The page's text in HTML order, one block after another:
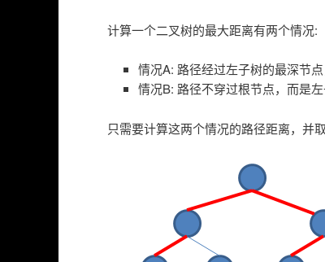
计算一个二叉树的最大距离有两个情况:
情况A: 路径经过左子树的最深节
情况B: 路径不穿过根节点，而是
只需要计算这两个情况的路径距离，并